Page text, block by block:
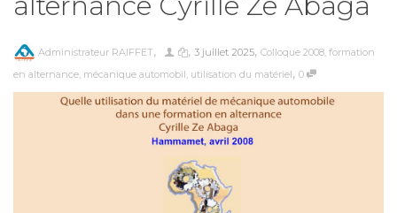
Administrateur RAIFFET, , 3 juillet 2025, Colloque 2008 formation
en alternance mécanique automobil utilisation du matériel, 0